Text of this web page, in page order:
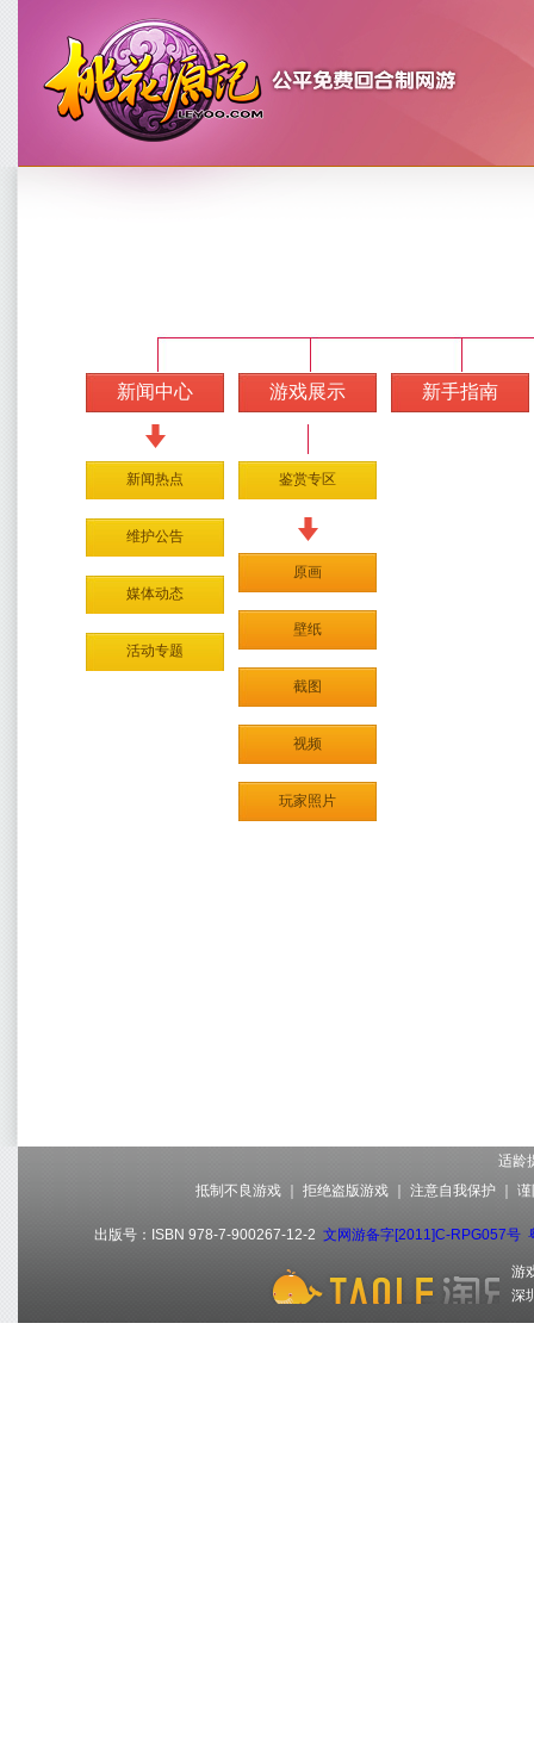
新闻中心
新闻热点
维护公告
媒体动态
活动专题
游戏展示
鉴赏专区
原画
壁纸
截图
视频
玩家照片
新手指南
适龄
抵制不良游戏 ｜ 拒绝盗版游戏 ｜ 注意自我保护 ｜
出版号：ISBN 978-7-900267-12-2 文网游备字[2011]C-RPG057号
游
深